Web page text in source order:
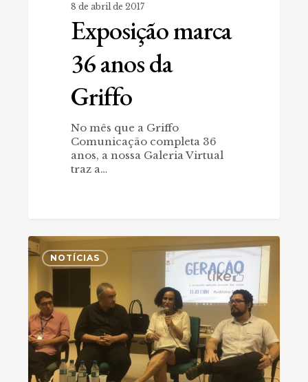
8 de abril de 2017
Exposição marca
36 anos da
Griffo
No mês que a Griffo
Comunicação completa 36
anos, a nossa Galeria Virtual
traz a…
Griffo
debate
Like”
NOTÍCIAS
0